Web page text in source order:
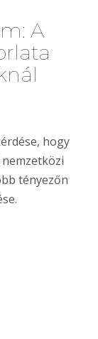
A
hogy
tényezőn